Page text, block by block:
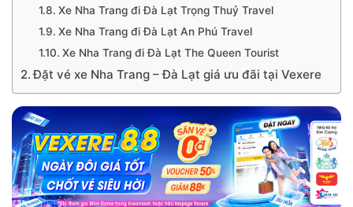
Xe Nha Trang đi Đà Lạt Trọng Thuỷ Travel
Xe Nha Trang đi Đà Lạt An Phú Travel
Xe Nha Trang đi Đà Lạt The Queen Tourist
Đặt vé xe Nha Trang – Đà Lạt giá ưu đãi tại Vexere